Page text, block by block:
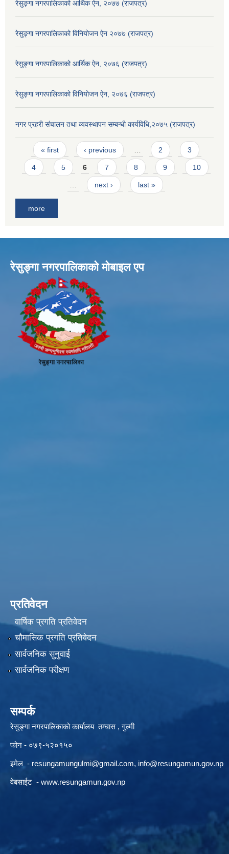
रेसुङ्गा नगरपालिकाको आर्थिक ऐन, २०७७ (राजपत्र)
रेसुङ्गा नगरपालिकाको विनियोजन ऐन २०७७ (राजपत्र)
रेसुङ्गा नगरपालिकाको आर्थिक ऐन, २०७६ (राजपत्र)
रेसुङ्गा नगरपालिकाको विनियोजन ऐन, २०७६ (राजपत्र)
नगर प्रहरी संचालन तथा व्यवस्थापन सम्बन्धी कार्यविधि,२०७५ (राजपत्र)
Pages
« first ‹ previous 2 3
4 5 6 7 8 9 10
next › last »
more
रेसुङ्गा नगरपालिकाकाे माेबाइल एप
प्रतिवेदन
वार्षिक प्रगति प्रतिवेदन
चौमासिक प्रगति प्रतिवेदन
सार्वजनिक सुनुवाई
सार्वजनिक परीक्षण
सम्पर्क
रेसुङ्गा नगरपालिकाको कार्यालय तम्घास , गुल्मी
फोन - ०७९-५२०१५०
इमेल - resungamungulmi@gmail.com, info@resungamun.gov.np
वेबसाईट - www.resungamun.gov.np